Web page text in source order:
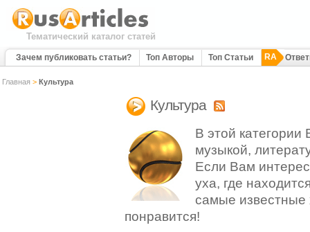
Тематический каталог статей
Зачем публиковать статьи? Топ Авторы Топ Статьи RA
Главная >Культура
Культура
В этой категории
музыкой,
Если Вам
уха, где
самые известные
понравится!